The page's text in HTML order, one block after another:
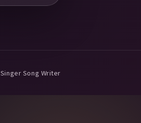
Singer Song Writer